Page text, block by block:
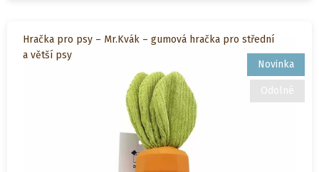
Novinka
Odolné
Hračka pro psy – Mr.Kvák – gumová hračka pro střední
a větší psy